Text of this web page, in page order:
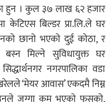
हुन । कुल ३७ लाख ६२ हजार
बिल्डर प्रा.लि.ले घर
छानो भएको दुई कोठा, र
बस्न मिल्ने सुविधायुक्त घर
नगरपालिका वडा
‘मेयर आवास’ एकदमै निम्न